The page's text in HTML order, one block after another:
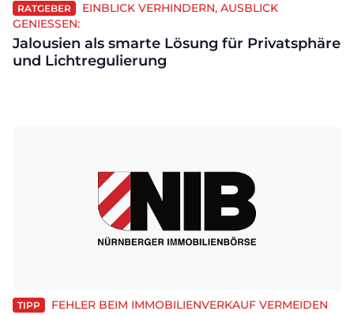
RATGEBER
EINBLICK VERHINDERN, AUSBLICK
GENIESSEN:
Jalousien als smarte Lösung für Privatsphäre
und Lichtregulierung
TIPP FEHLER BEIM IMMOBILIENVERKAUF VERMEIDEN